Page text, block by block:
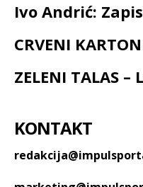
Ivo Andrić:
CRVENI
ZELENI TALAS
KONTAKT